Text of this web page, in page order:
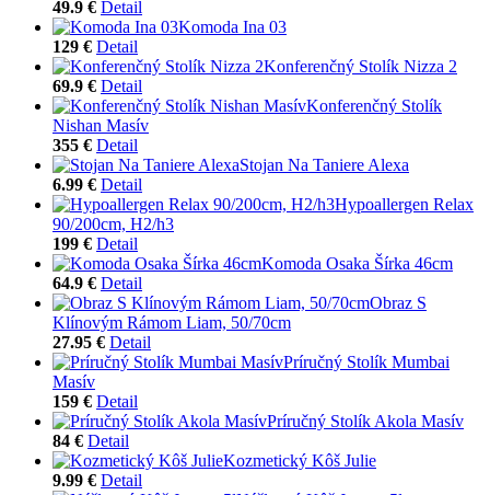
49.9 € Detail
Komoda Ina 03
129 € Detail
Konferenčný Stolík Nizza 2
69.9 € Detail
Konferenčný Stolík
Nishan Masív
355 € Detail
Stojan Na Taniere Alexa
6.99 € Detail
Hypoallergen Relax
90/200cm, H2/h3
199 € Detail
Komoda Osaka Šírka 46cm
64.9 € Detail
Obraz S
Klínovým Rámom Liam, 50/70cm
27.95 € Detail
Príručný Stolík Mumbai
Masív
159 € Detail
Príručný Stolík Akola Masív
84 € Detail
Kozmetický Kôš Julie
9.99 € Detail